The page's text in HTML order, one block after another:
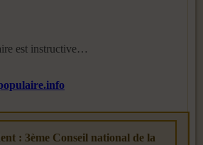
est instructive…
: 3ème Conseil national de la